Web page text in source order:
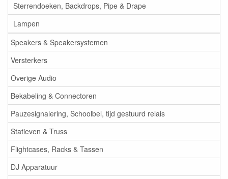
Sterrendoeken, Backdrops, Pipe & Drape
Lampen
Speakers & Speakersystemen
Versterkers
Overige Audio
Bekabeling & Connectoren
Pauzesignalering, Schoolbel, tijd gestuurd relais
Statieven & Truss
Flightcases, Racks & Tassen
DJ Apparatuur